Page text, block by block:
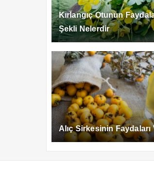
Kırlangıç Otunun
Şekli Nelerdir
Alıç Sirkesinin Faydaları